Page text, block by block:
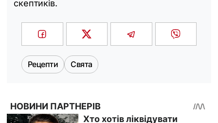
скептиків.
Рецепти Свята